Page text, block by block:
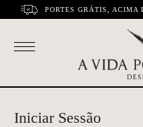
PORTES GRÁTIS, ACIMA
Iniciar Sessão